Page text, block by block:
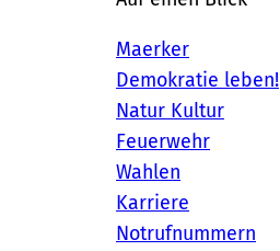
Maerker
Demokratie leben!
Natur Kultur
Feuerwehr
Wahlen
Karriere
Notrufnummern